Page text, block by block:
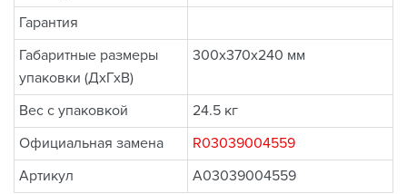
Гарантия
Габаритные размеры
упаковки (ДхГхВ)
300x370x240 мм
Вес с упаковкой
24.5 кг
Официальная замена
R03039004559
Артикул
A03039004559